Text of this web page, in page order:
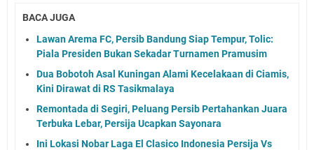
BACA JUGA
Lawan Arema FC, Persib Bandung Siap Tempur, Tolic:
Piala Presiden Bukan Sekadar Turnamen Pramusim
Dua Bobotoh Asal Kuningan Alami Kecelakaan di Ciamis,
Kini Dirawat di RS Tasikmalaya
Remontada di Segiri, Peluang Persib Pertahankan Juara
Terbuka Lebar, Persija Ucapkan Sayonara
Ini Lokasi Nobar Laga El Clasico Indonesia Persija Vs